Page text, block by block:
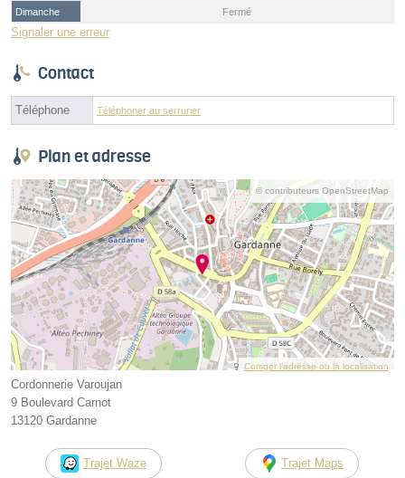
Dimanche
Fermé
Signaler une erreur
Contact
Téléphone Téléphoner au serrurier
Plan et adresse
© contributeurs OpenStreetMap
Corriger l’adresse ou la localisation
Cordonnerie Varoujan
9 Boulevard Carnot
13120 Gardanne
Trajet Waze Trajet Maps